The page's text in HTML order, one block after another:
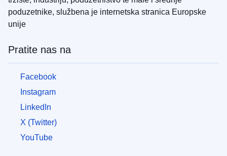
poduzetnike, službena je internetska stranica Europske
unije
Pratite nas na
Facebook
Instagram
LinkedIn
X (Twitter)
YouTube